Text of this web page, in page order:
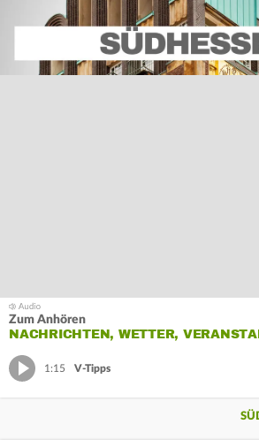
Zum Anhören
NACHRICHTEN, WETTER,
1:15 V-Tipps